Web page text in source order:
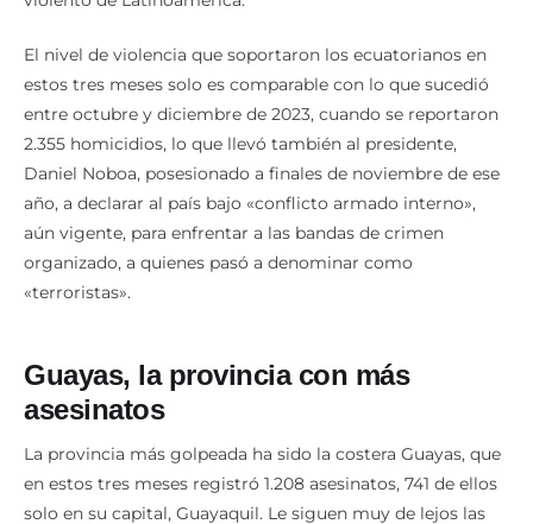
El nivel de violencia que soportaron los ecuatorianos en
estos tres meses solo es comparable con lo que sucedió
entre octubre y diciembre de 2023, cuando se reportaron
2.355 homicidios, lo que llevó también al presidente,
Daniel Noboa, posesionado a finales de noviembre de ese
año, a declarar al país bajo «conflicto armado interno»,
aún vigente, para enfrentar a las bandas de crimen
organizado, a quienes pasó a denominar como
«terroristas».
Guayas, la provincia con más
asesinatos
La provincia más golpeada ha sido la costera Guayas, que
en estos tres meses registró 1.208 asesinatos, 741 de ellos
solo en su capital, Guayaquil. Le siguen muy de lejos las